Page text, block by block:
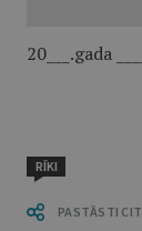
20___.gada
RĪKI
PASTĀSTI